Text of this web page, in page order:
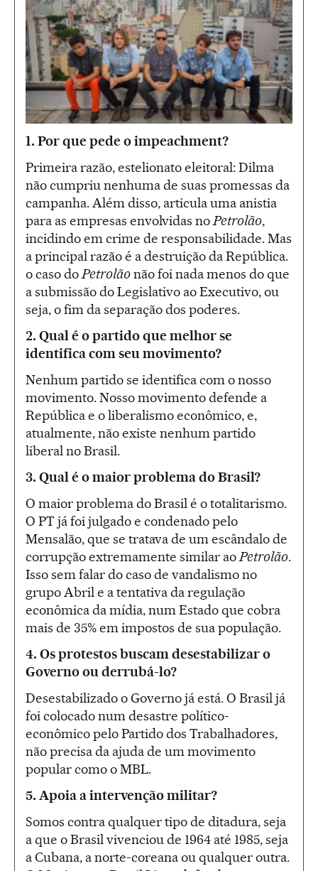
1. Por que pede o impeachment?
Primeira razão, estelionato eleitoral: Dilma
não cumpriu nenhuma de suas promessas da
campanha. Além disso, articula uma anistia
para as empresas envolvidas noPetrolão,
incidindo em crime de responsabilidade. Mas
a principal razão é a destruição da República.
o caso doPetrolãonão foi nada menos do que
a submissão do Legislativo ao Executivo, ou
seja, o fim da separação dos poderes.
2. Qual é o partido que melhor se
identifica com seu movimento?
Nenhum partido se identifica com o nosso
movimento. Nosso movimento defende a
República e o liberalismo econômico, e,
atualmente, não existe nenhum partido
liberal no Brasil.
3. Qual é o maior problema do Brasil?
O maior problema do Brasil é o totalitarismo.
O PT já foi julgado e condenado pelo
Mensalão, que se tratava de um escândalo de
corrupção extremamente similar aoPetrolão.
Isso sem falar do caso de vandalismo no
grupo Abril e a tentativa da regulação
econômica da mídia, num Estado que cobra
mais de 35% em impostos de sua população.
4. Os protestos buscam desestabilizar o
Governo ou derrubá-lo?
Desestabilizado o Governo já está. O Brasil já
foi colocado num desastre político-
econômico pelo Partido dos Trabalhadores,
não precisa da ajuda de um movimento
popular como o MBL.
5. Apoia a intervenção militar?
Somos contra qualquer tipo de ditadura, seja
a que o Brasil vivenciou de 1964 até 1985, seja
a Cubana, a norte-coreana ou qualquer outra.